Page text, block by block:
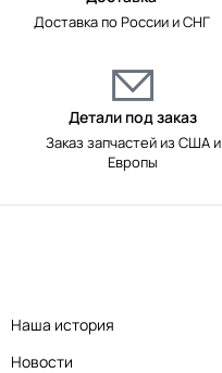
Доставка по России и СНГ
Детали под заказ
Заказ запчастей из США и
Европы
Наша история
Новости